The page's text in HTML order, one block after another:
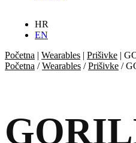
HR
EN
Početna | Wearables | Prišivke |
Početna /Wearables /Prišivke /